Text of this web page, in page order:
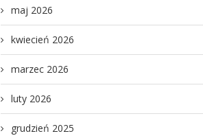
maj 2026
kwiecień 2026
marzec 2026
luty 2026
grudzień 2025